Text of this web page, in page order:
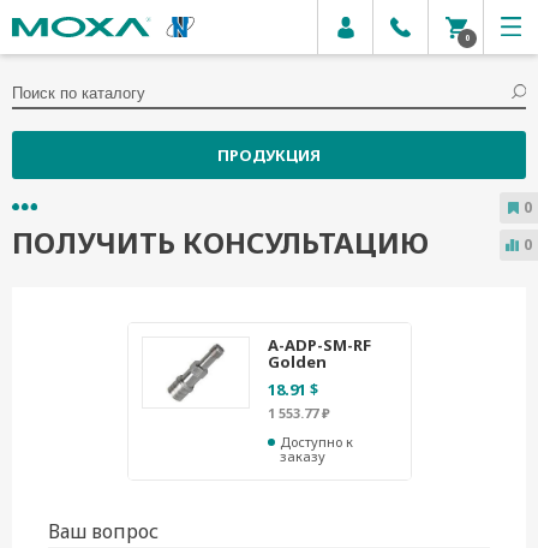
0
ПРОДУКЦИЯ
ПОЛУЧИТЬ КОНСУЛЬТАЦИЮ
A-ADP-SM-RF
Golden
18.91 $
1 553.77 ₽
Доступно к
заказу
Ваш вопрос
0
0